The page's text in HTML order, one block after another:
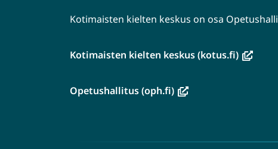
Kotimaisten kielten keskus on osa
Kotimaisten kielten keskus (kotus.fi)(avautuu
Opetushallitus (oph.fi)(avautuu
siirryt